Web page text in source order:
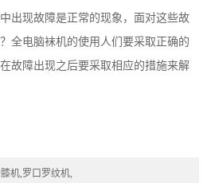
出现故障是正常的现象，面对这些故
全电脑袜机的使用人们要采取正确的
故障出现之后要采取相应的措施来解
机,罗口罗纹机,